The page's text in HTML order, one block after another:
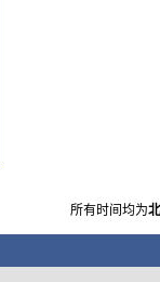
所有时间均为